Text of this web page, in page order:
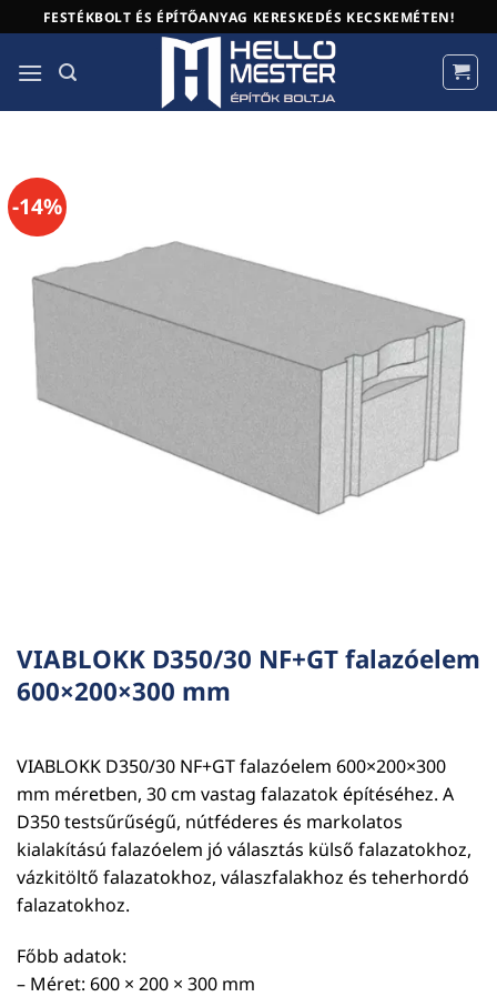
to
content
FESTÉKBOLT ÉS ÉPÍTŐANYAG KERESKEDÉS KECSKEMÉTEN!
-14%
VIABLOKK D350/30 NF+GT falazóelem
600×200×300 mm
VIABLOKK D350/30 NF+GT falazóelem 600×200×300
mm méretben, 30 cm vastag falazatok építéséhez. A
D350 testsűrűségű, nútféderes és markolatos
kialakítású falazóelem jó választás külső falazatokhoz,
vázkitöltő falazatokhoz, válaszfalakhoz és teherhordó
falazatokhoz.
Főbb adatok:
– Méret: 600 × 200 × 300 mm